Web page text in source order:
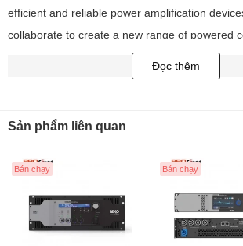
efficient and reliable power amplification
collaborate to create a new range of powered
is sure to be something special.
Rated at 4 X 4500 Watts, the NXAMP4X4MK2
create a flexible, light-weight powering and
Ideal for use in fixed installations and touring,
controllers are easy to set up and quick to
parameters readily accessible via a large
the front panel and a comprehensive range of
Đọc thêm
Sản phẩm liên quan
Bán chạy Bán chạy